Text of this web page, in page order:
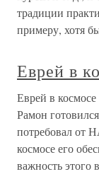
традиции
примеру, хотя
Еврей в
Еврей в
Рамон
потребовал от
космосе его
важность этого